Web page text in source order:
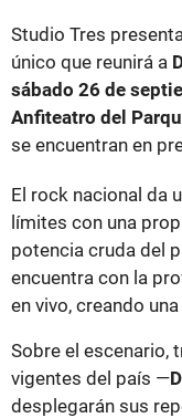
Studio Tres
único que reunirá a
sábado 26 de
Anfiteatro del
se encuentran en
El rock nacional da
límites con una
potencia cruda del
encuentra con la
en vivo, creando
Sobre el escenario,
vigentes del país —
desplegarán sus